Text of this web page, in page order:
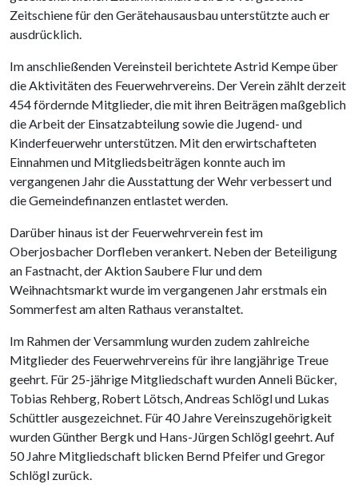
Zeitschiene für den Gerätehausausbau unterstützte auch er
ausdrücklich.
Im anschließenden Vereinsteil berichtete Astrid Kempe über
die Aktivitäten des Feuerwehrvereins. Der Verein zählt derzeit
454 fördernde Mitglieder, die mit ihren Beiträgen maßgeblich
die Arbeit der Einsatzabteilung sowie die Jugend- und
Kinderfeuerwehr unterstützen. Mit den erwirtschafteten
Einnahmen und Mitgliedsbeiträgen konnte auch im
vergangenen Jahr die Ausstattung der Wehr verbessert und
die Gemeindefinanzen entlastet werden.
Darüber hinaus ist der Feuerwehrverein fest im
Oberjosbacher Dorfleben verankert. Neben der Beteiligung
an Fastnacht, der Aktion Saubere Flur und dem
Weihnachtsmarkt wurde im vergangenen Jahr erstmals ein
Sommerfest am alten Rathaus veranstaltet.
Im Rahmen der Versammlung wurden zudem zahlreiche
Mitglieder des Feuerwehrvereins für ihre langjährige Treue
geehrt. Für 25-jährige Mitgliedschaft wurden Anneli Bücker,
Tobias Rehberg, Robert Lötsch, Andreas Schlögl und Lukas
Schüttler ausgezeichnet. Für 40 Jahre Vereinszugehörigkeit
wurden Günther Bergk und Hans-Jürgen Schlögl geehrt. Auf
50 Jahre Mitgliedschaft blicken Bernd Pfeifer und Gregor
Schlögl zurück.